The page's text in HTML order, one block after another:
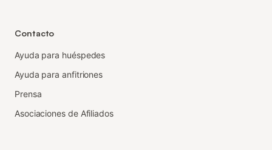
Contacto
Ayuda para huéspedes
Ayuda para anfitriones
Prensa
Asociaciones de Afiliados